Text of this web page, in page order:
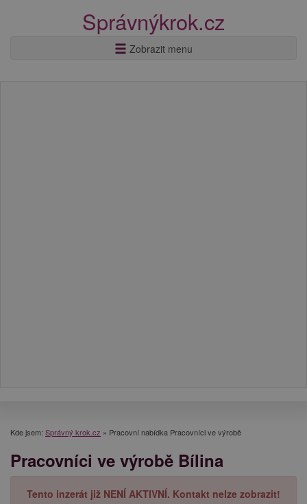
Správnýkrok.cz
Zobrazit menu
Kde jsem: Správný krok.cz » Pracovní nabídka Pracovníci ve výrobě
Pracovníci ve výrobě Bílina
Tento inzerát již NENÍ AKTIVNÍ. Kontakt nelze zobrazit!